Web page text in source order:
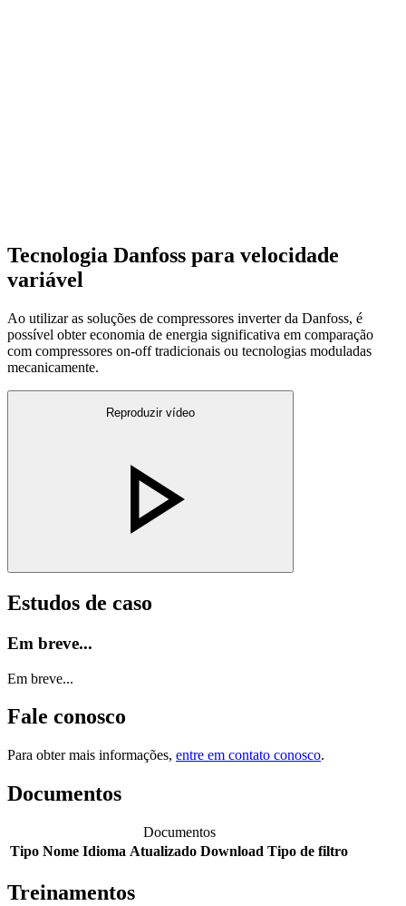
Tecnologia Danfoss para velocidade
variável
Ao utilizar as soluções de compressores inverter da Danfoss, é
possível obter economia de energia significativa em comparação
com compressores on-off tradicionais ou tecnologias moduladas
mecanicamente.
Reproduzir vídeo
Estudos de caso
Em breve...
Em breve...
Fale conosco
Para obter mais informações, entre em contato conosco.
Documentos
Documentos
Tipo Nome Idioma Atualizado Download Tipo de filtro
Treinamentos